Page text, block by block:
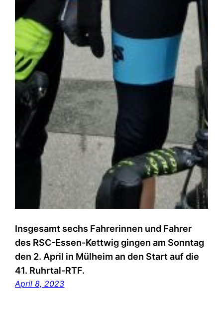
Insgesamt sechs Fahrerinnen und Fahrer
des RSC-Essen-Kettwig gingen am Sonntag
den 2. April in Mülheim an den Start auf die
41. Ruhrtal-RTF.
April 8, 2023